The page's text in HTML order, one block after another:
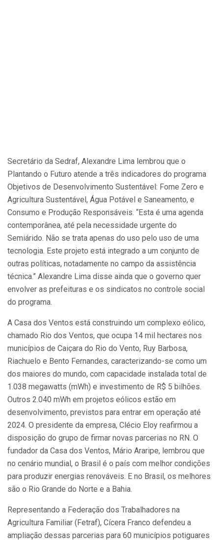
Secretário da Sedraf, Alexandre Lima lembrou que o
Plantando o Futuro atende a três indicadores do programa
Objetivos de Desenvolvimento Sustentável: Fome Zero e
Agricultura Sustentável, Água Potável e Saneamento, e
Consumo e Produção Responsáveis. “Esta é uma agenda
contemporânea, até pela necessidade urgente do
Semiárido. Não se trata apenas do uso pelo uso de uma
tecnologia. Este projeto está integrado a um conjunto de
outras políticas, notadamente no campo da assistência
técnica.” Alexandre Lima disse ainda que o governo quer
envolver as prefeituras e os sindicatos no controle social
do programa.
A Casa dos Ventos está construindo um complexo eólico,
chamado Rio dos Ventos, que ocupa 14 mil hectares nos
municípios de Caiçara do Rio do Vento, Ruy Barbosa,
Riachuelo e Bento Fernandes, caracterizando-se como um
dos maiores do mundo, com capacidade instalada total de
1.038 megawatts (mWh) e investimento de R$ 5 bilhões.
Outros 2.040 mWh em projetos eólicos estão em
desenvolvimento, previstos para entrar em operação até
2024. O presidente da empresa, Clécio Eloy reafirmou a
disposição do grupo de firmar novas parcerias no RN. O
fundador da Casa dos Ventos, Mário Araripe, lembrou que
no cenário mundial, o Brasil é o país com melhor condições
para produzir energias renováveis. E no Brasil, os melhores
são o Rio Grande do Norte e a Bahia.
Representando a Federação dos Trabalhadores na
Agricultura Familiar (Fetraf), Cícera Franco defendeu a
ampliação dessas parcerias para 60 municípios potiguares